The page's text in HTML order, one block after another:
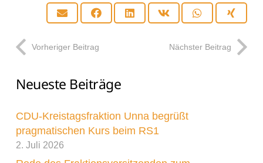
Mitarbeiterinnen und Mitarbeitern liebevoll
umsorgt werden.“ Ziel ist und bleibt, die Tiere in
ein geeignetes, neues Zuhause zu vermitteln.
Beschäftigten in den vergangenen Jahren
besonders im baulichen Bereich in Eigenregie
Vorheriger Beitrag Nächster Beitrag
Neueste Beiträge
CDU-Kreistagsfraktion Unna begrüßt
pragmatischen Kurs beim RS1
2. Juli 2026